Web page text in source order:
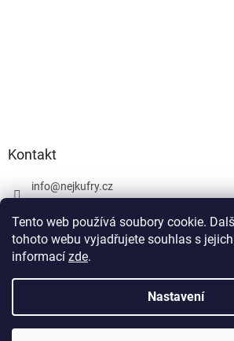
Tento web používá soubory cookie.
tohoto webu vyjadřujete souhlas s
informací zde.
Nastavení
Kontakt
info@nejkufry.cz
Facebook
Vytvořil Shoptet